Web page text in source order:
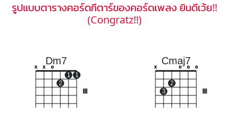
รูปแบบตารางคอร์ดกีตาร์ของคอร์ดเพลง ยินดีเว้ย!!
(Congratz!!)
Dm7
x x o
2
1 1
Cmaj7
x
3
2
o o o